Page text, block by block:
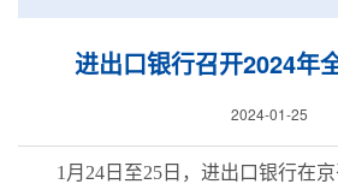
进出口银行召开2024年
2024-01-25
1 月 24 日至25 日，进出口银行在